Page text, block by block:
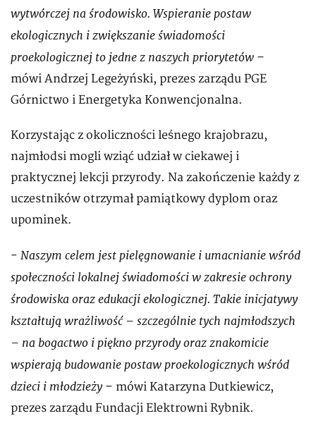
wytwórczej na środowisko. Wspieranie postaw
ekologicznych i zwiększanie świadomości
proekologicznej to jedne z naszych priorytetów –
mówi Andrzej Legeżyński, prezes zarządu PGE
Górnictwo i Energetyka Konwencjonalna.
Korzystając z okoliczności leśnego krajobrazu,
najmłodsi mogli wziąć udział w ciekawej i
praktycznej lekcji przyrody. Na zakończenie każdy z
uczestników otrzymał pamiątkowy dyplom oraz
upominek.
- Naszym celem jest pielęgnowanie i umacnianie wśród
społeczności lokalnej świadomości w zakresie ochrony
środowiska oraz edukacji ekologicznej. Takie inicjatywy
kształtują wrażliwość – szczególnie tych najmłodszych
– na bogactwo i piękno przyrody oraz znakomicie
wspierają budowanie postaw proekologicznych wśród
dzieci i młodzieży – mówi Katarzyna Dutkiewicz,
prezes zarządu Fundacji Elektrowni Rybnik.